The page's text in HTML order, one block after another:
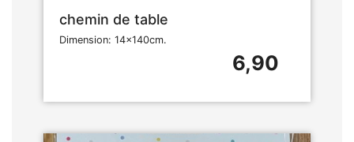
chemin de table
Dimension: 14x140cm.
6,90